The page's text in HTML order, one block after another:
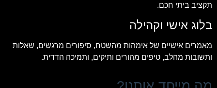
תקציב ביתי חכם.
בלוג אישי וקהילה
מאמרים אישיים של אימהות מהשטח, סיפורים מרגשים, שאלות
ותשובות מהלב, טיפים מהורים ותיקים, ותמיכה הדדית.